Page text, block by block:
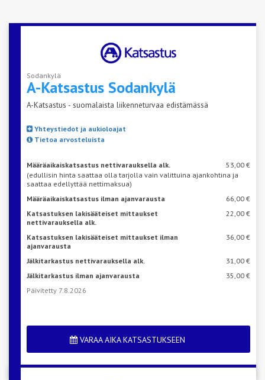
Sodankylä
A-Katsastus Sodankylä
A-Katsastus - suomalaista liikenneturvaa edistämässä
Yhteystiedot ja aukioloajat
Tietoa arvosteluista
Määräaikaiskatsastus nettivarauksella alk.
53,00 €
(edullisin hinta saattaa olla tarjolla vain valittuina ajankohtina ja
saattaa edellyttää nettimaksua)
Määräaikaiskatsastus ilman ajanvarausta
66,00 €
Katsastuksen lakisääteiset mittaukset
nettivarauksella alk.
22,00 €
Katsastuksen lakisääteiset mittaukset ilman
ajanvarausta
36,00 €
Jälkitarkastus nettivarauksella alk.
31,00 €
Jälkitarkastus ilman ajanvarausta
35,00 €
Päivitetty 7.8.2026
VARAA AIKA KATSASTUKSEEN